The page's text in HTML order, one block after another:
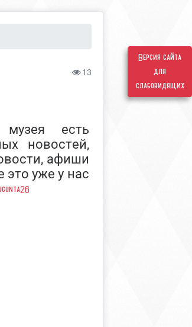
Версия сайта
для
слабовидящих
13
музея есть
новостей,
афиши
это уже у нас